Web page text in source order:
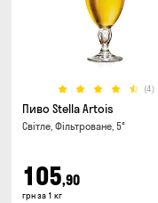
(4)
Пиво Stella Artois
Світле, Фільтроване, 5°
105,90
грн за 1 кг